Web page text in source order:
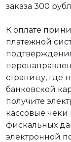
заказа 300
К оплате
платежной
страницу, где
банковской
получите
кассовые
фискальных
электронной